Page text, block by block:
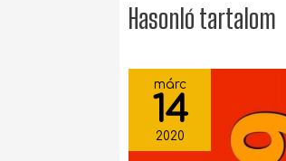
Hasonló tartalom
márc
14
2020